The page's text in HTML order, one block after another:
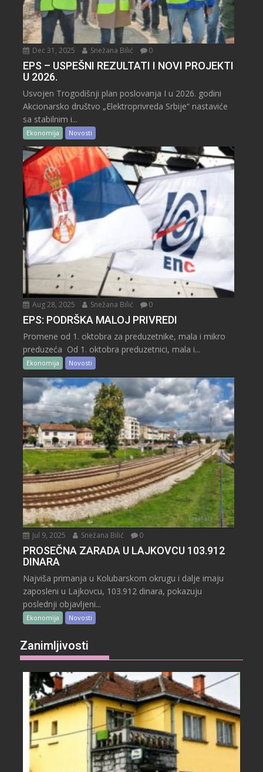
Dec 31, 2025 Snežana Bilić 0
EPS – USPEŠNI REZULTATI I NOVI PROJEKTI
U 2026.
Usvojen Trogodišnji plan poslovanja I u 2026. godini
Akcionarsko društvo „Elektroprivreda Srbije“ nastaviće
sa stabilnim i...
Ekonomija Novosti
Aug 28, 2025 Snežana Bilić 0
EPS: PODRŠKA MALOJ PRIVREDI
Promene od 1. oktobra za preduzetnike, mala i mikro
preduzeća Od 1. oktobra preduzetnici, mala i...
Ekonomija Novosti
Jul 9, 2025 Snežana Bilić 0
PROSEČNA ZARADA U LAJKOVCU 103.912
DINARA
Najviša primanja u Kolubarskom okrugu i dalje imaju
zaposleni u Lajkovcu, 103.912 dinara, pokazuju
poslednji objavljeni...
Ekonomija Novosti
Zanimljivosti